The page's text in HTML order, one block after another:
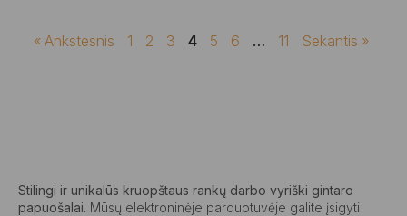
« Ankstesnis 1 2 3 4 5 6 … 11 Sekantis »
Stilingi ir unikalūs kruopštaus rankų darbo vyriški gintaro
papuošalai. Mūsų elektroninėje parduotuvėje galite įsigyti